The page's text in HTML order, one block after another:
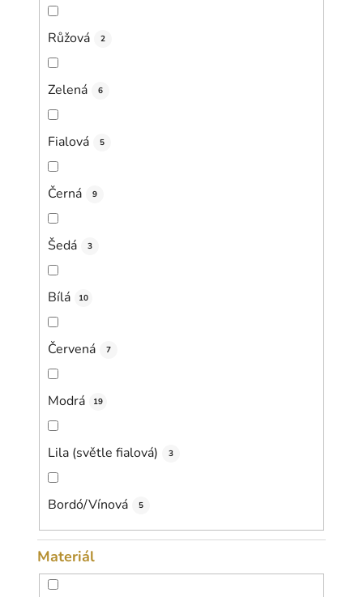
Růžová 2
Zelená 6
Fialová 5
Černá 9
Šedá 3
Bílá 10
Červená 7
Modrá 19
Lila (světle fialová) 3
Bordó/Vínová 5
Materiál